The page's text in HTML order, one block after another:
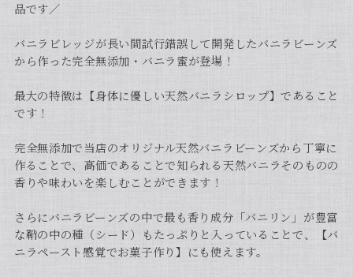
品です／
バニラビレッジが長い間試行錯誤して開発したバニラビーンズ
から作った完全無添加・バニラ蜜が登場！
最大の特徴は【身体に優しい天然バニラシロップ】であること
です！
完全無添加で当店のオリジナル天然バニラビーンズから丁寧に
作ることで、高価であることで知られる天然バニラそのものの
香りや味わいを楽しむことができます！
さらにバニラビーンズの中で最も香り成分「バニリン」が豊富
な鞘の中の種（シード）もたっぷりと入っていることで、【バ
ニラペースト感覚でお菓子作り】にも使えます。